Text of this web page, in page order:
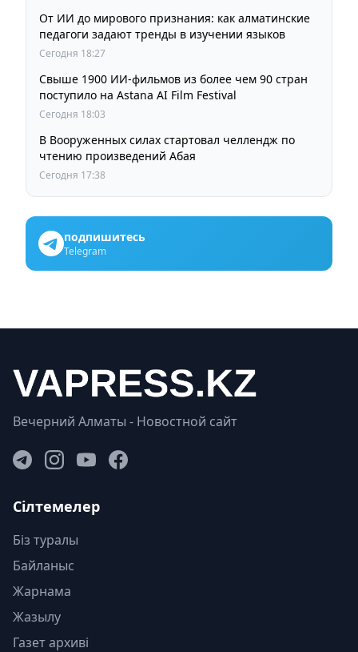
От ИИ до мирового признания: как алматинские
педагоги задают тренды в изучении языков
Сегодня 18:27
Свыше 1900 ИИ-фильмов из более чем 90 стран
поступило на Astana AI Film Festival
Сегодня 18:03
В Вооруженных силах стартовал челлендж по
чтению произведений Абая
Сегодня 17:38
подпишитесь
Telegram
Вечерний Алматы - Новостной сайт
Сілтемелер
Біз туралы
Байланыс
Жарнама
Жазылу
Газет архиві